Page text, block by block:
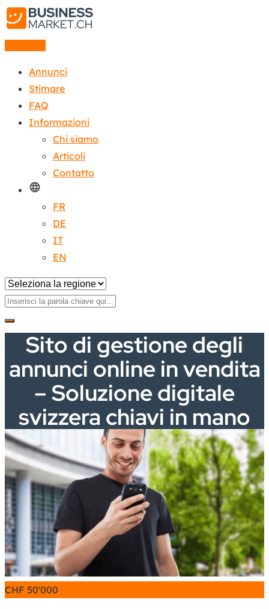
Annunci
Stimare
FAQ
Informazioni
Chi siamo
Articoli
Contatto
FR
DE
IT
EN
Sito di gestione degli
annunci online in vendita
– Soluzione digitale
svizzera chiavi in mano
CHF 50'000